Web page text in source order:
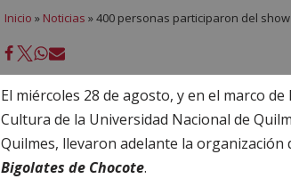
Inicio » Noticias »400 personas participaron del
El miércoles 28 de agosto, y en el marco
Cultura de la Universidad Nacional de
Quilmes, llevaron adelante la
Bigolates de Chocote.